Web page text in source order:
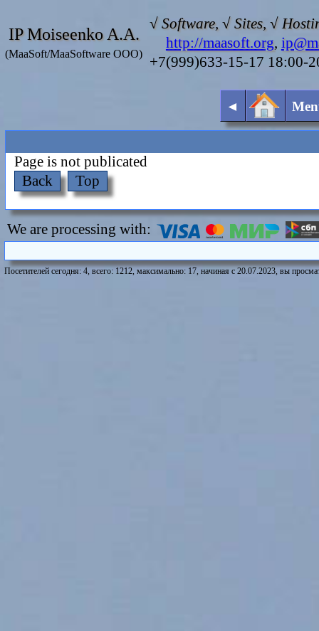
IP Moiseenko A.A.
(MaaSoft/MaaSoftware OOO)
√ Software, √ Sites, √
http://maasoft.org,
+7(999)633-15-17 18:00-
◄
Page is not publicated
Back
Top
We are processing with:
Посетителей сегодня: 4, всего: 1212, максимально: 17, начиная с 20.07.2023, вы